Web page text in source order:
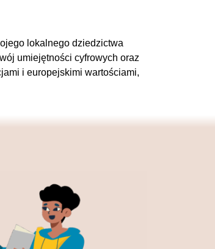
lokalnego dziedzictwa
umiejętności cyfrowych oraz
i europejskimi wartościami,